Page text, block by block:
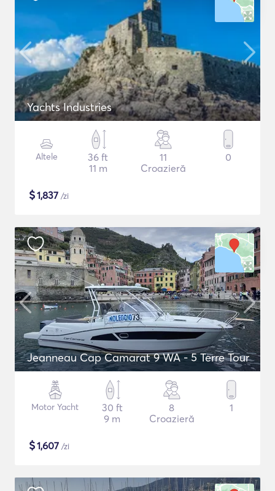
Yachts Industries
Altele
36 ft
11 m
11
Croazieră
0
$1,837 /zi
Jeanneau Cap Camarat 9 WA - 5 Terre Tour
Motor Yacht
30 ft
9 m
8
Croazieră
1
$1,607 /zi